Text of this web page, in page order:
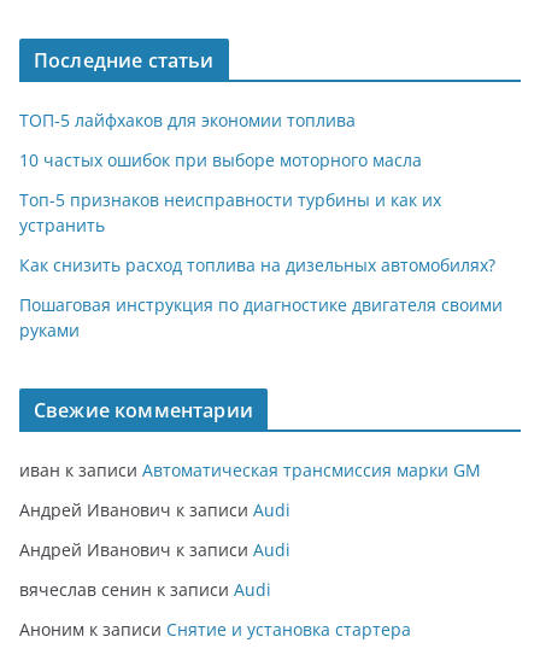
Последние статьи
ТОП-5 лайфхаков для экономии топлива
10 частых ошибок при выборе моторного масла
Топ-5 признаков неисправности турбины и как их
устранить
Как снизить расход топлива на дизельных автомобилях?
Пошаговая инструкция по диагностике двигателя своими
руками
Свежие комментарии
иван к записи Автоматическая трансмиссия марки GM
Андрей Иванович к записи Audi
Андрей Иванович к записи Audi
вячеслав сенин к записи Audi
Аноним к записи Снятие и установка стартера